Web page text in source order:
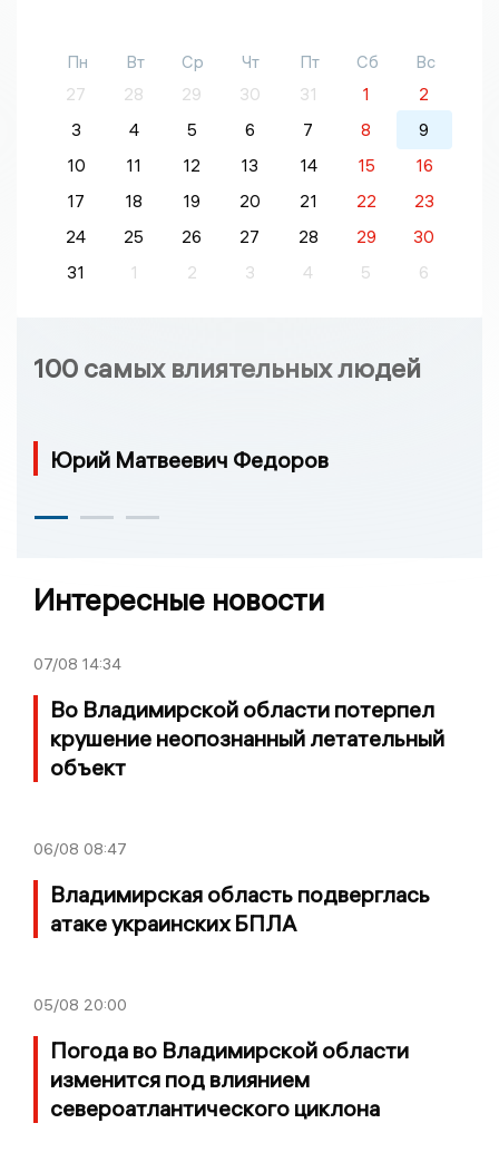
Пн Вт Ср Чт Пт Сб
Вс
27
28 29 30 31 1
2
3
4 5 6 7 8
9
10
11 12 13 14 15
16
17
18 19 20 21 22
23
24
25 26 27 28 29
30
31
1 2 3 4 5 6
100 самых влиятельных людей
Юрий Матвеевич Федоров
Интересные новости
07/08 14:34
Во Владимирской области потерпел
крушение неопознанный летательный
объект
06/08 08:47
Владимирская область подверглась
атаке украинских БПЛА
05/08 20:00
Погода во Владимирской области
изменится под влиянием
североатлантического циклона